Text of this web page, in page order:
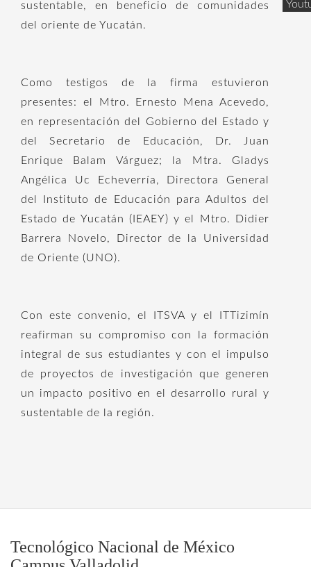
sustentable, en beneficio de comunidades
del oriente de Yucatán.
Como testigos de la firma estuvieron
presentes: el Mtro. Ernesto Mena Acevedo,
en representación del Gobierno del Estado y
del Secretario de Educación, Dr. Juan
Enrique Balam Várguez; la Mtra. Gladys
Angélica Uc Echeverría, Directora General
del Instituto de Educación para Adultos del
Estado de Yucatán (IEAEY) y el Mtro. Didier
Barrera Novelo, Director de la Universidad
de Oriente (UNO).
Con este convenio, el ITSVA y el ITTizimín
reafirman su compromiso con la formación
integral de sus estudiantes y con el impulso
de proyectos de investigación que generen
un impacto positivo en el desarrollo rural y
sustentable de la región.
Tecnológico Nacional de México